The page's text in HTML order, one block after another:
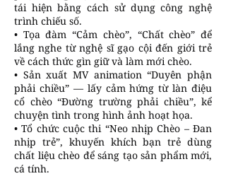
tái hiện bằng cách sử dụng công nghệ
trình chiếu số.
• Tọa đàm “Cảm chèo”, “Chất chèo” để
lắng nghe từ nghệ sĩ gạo cội đến giới trẻ
về cách thức gìn giữ và làm mới chèo.
• Sản xuất MV animation “Duyên phận
phải chiều” — lấy cảm hứng từ làn điệu
cổ chèo “Đường trường phải chiều”, kể
chuyện tình trong hình ảnh hoạt họa.
• Tổ chức cuộc thi “Neo nhịp Chèo – Đan
nhịp trẻ”, khuyến khích bạn trẻ dùng
chất liệu chèo để sáng tạo sản phẩm mới,
cá tính.